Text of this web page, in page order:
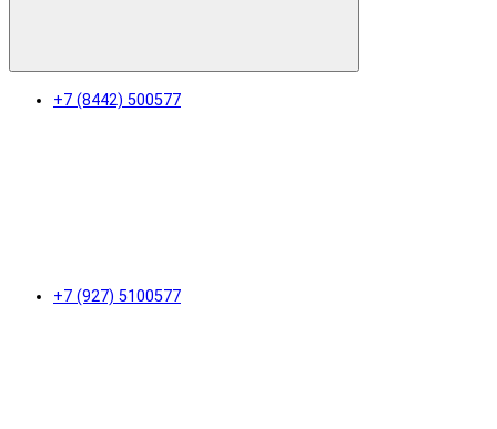
+7 (8442) 500577
+7 (927) 5100577